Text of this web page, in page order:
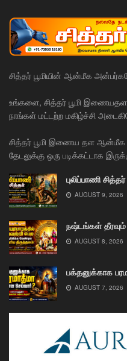
சித்தர் பூமியின் ஆன்மீக
உங்களை, சித்தர் பூமி
நாங்கள் மட்டற்ற மகிழ்ச்சி
சித்தர் பூமி இணைய தள
தேடலுக்கு ஒரு படிக்கட்டாக
புலிப்பாணி சித்தர்
AUGUST 9, 2026
நஷ்டங்கள் தீரவும்
AUGUST 8, 2026
பக்தனுக்காக
AUGUST 7, 2026